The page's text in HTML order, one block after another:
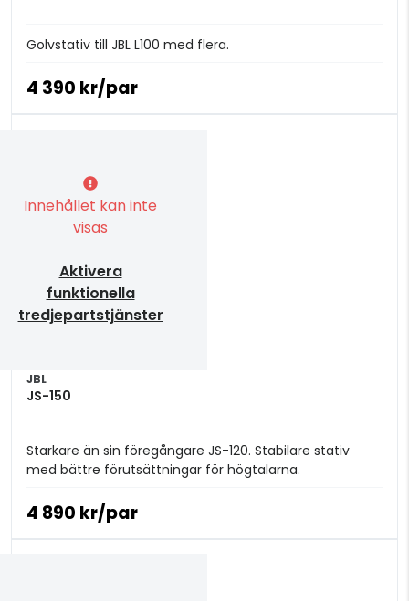
Golvstativ till JBL L100 med flera.
4 390 kr/par
Innehållet kan inte
visas
Aktivera
funktionella
tredjepartstjänster
JBL
JS-150
Starkare än sin föregångare JS-120. Stabilare stativ
med bättre förutsättningar för högtalarna.
4 890 kr/par